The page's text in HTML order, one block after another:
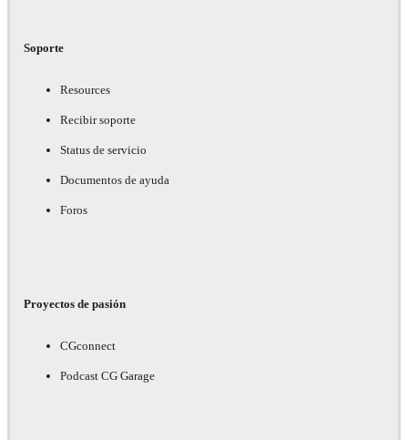
Soporte
Resources
Recibir soporte
Status de servicio
Documentos de ayuda
Foros
Proyectos de pasión
CGconnect
Podcast CG Garage